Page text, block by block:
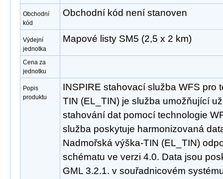
Obchodní
kód
Obchodní kód není stanoven
Výdejní
jednotka
Mapové listy SM5 (2,5 x 2 km)
Cena za
jednotku
Popis
produktu
INSPIRE stahovací služba WFS pro
TIN (EL_TIN) je služba umožňující
stahování dat pomocí technologie
služba poskytuje harmonizovaná
Nadmořská výška-TIN (EL_TIN)
schématu ve verzi 4.0. Data jsou
GML 3.2.1. v souřadnicovém